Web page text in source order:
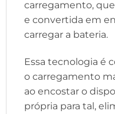
carregamento,
e convertida em
carregar a bateria.
Essa tecnologia é
o carregamento
ao encostar o
própria para tal,